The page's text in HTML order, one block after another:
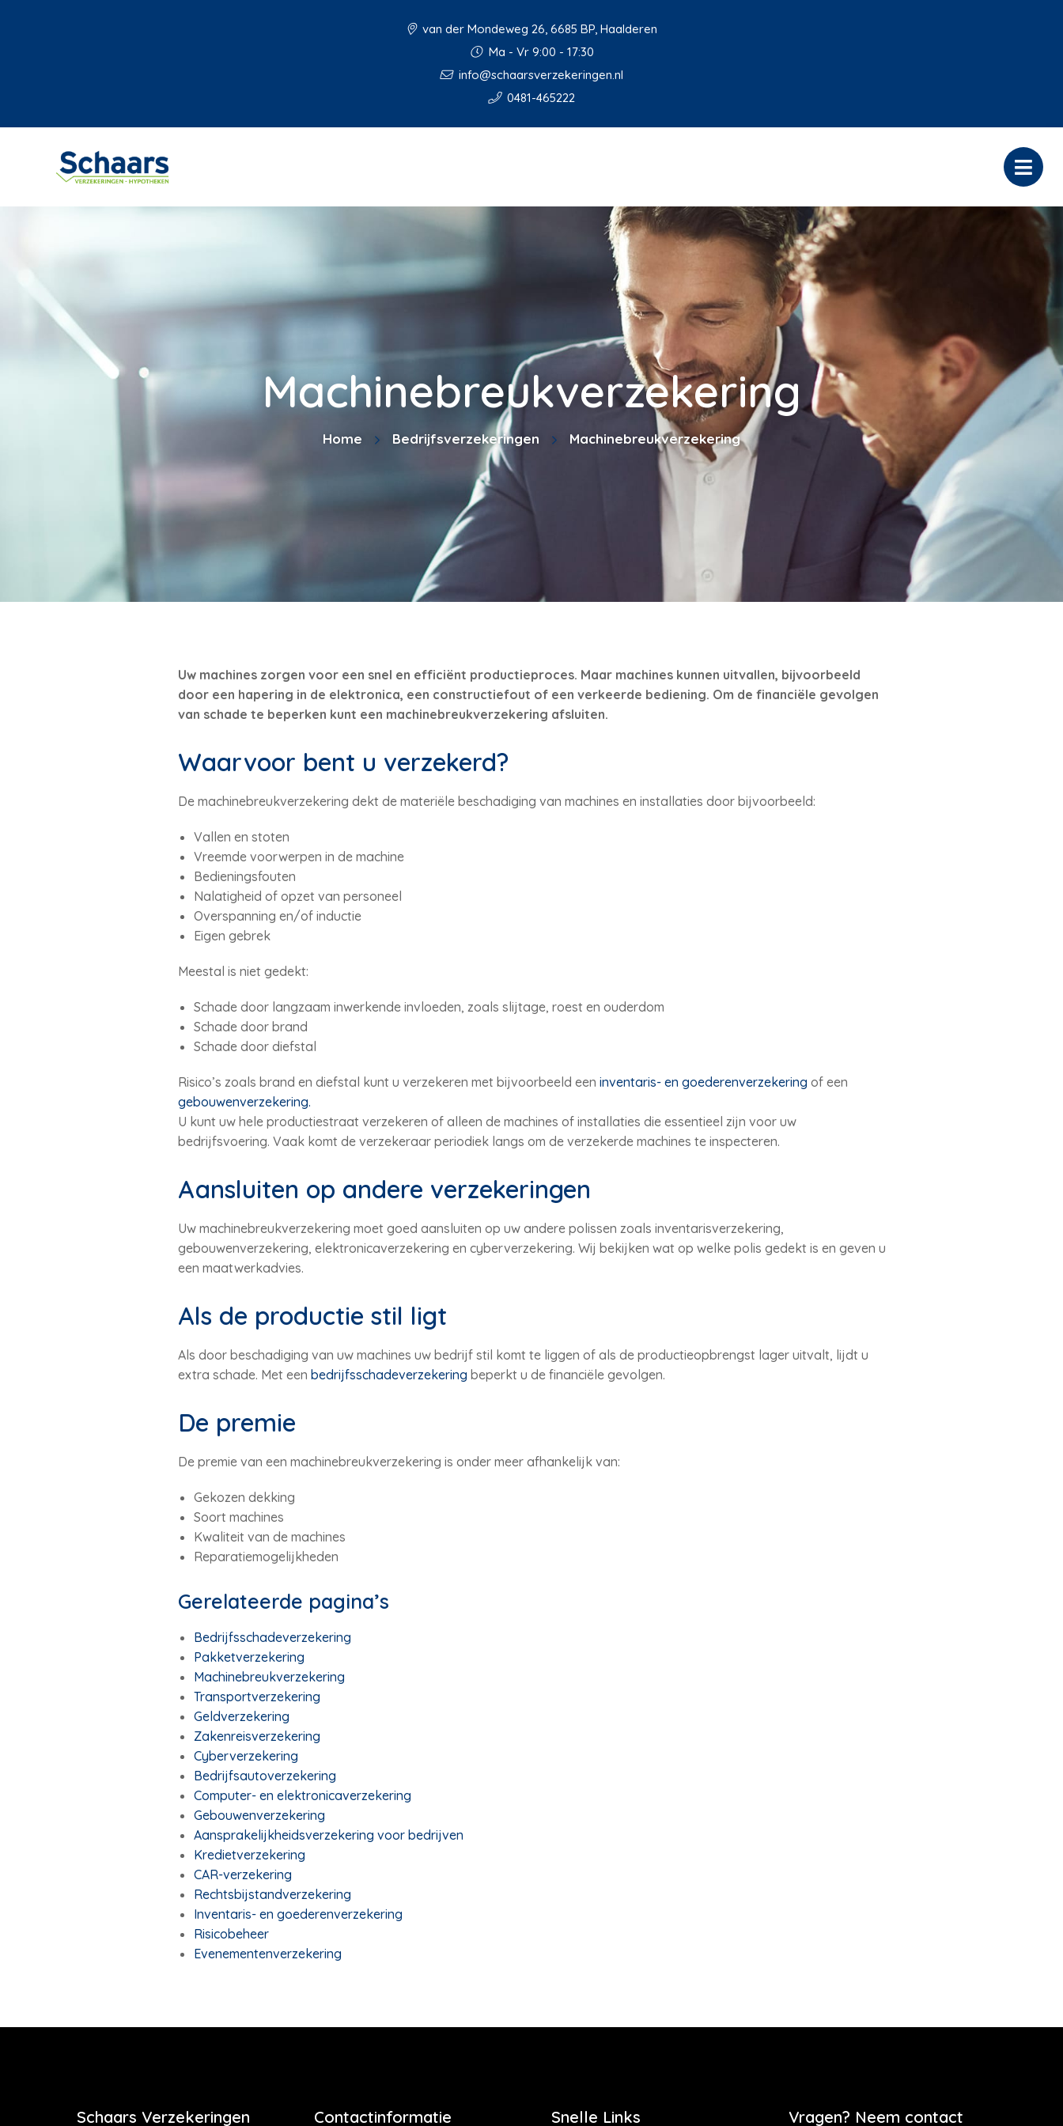
van der Mondeweg 26, 6685 BP, Haalderen
Ma - Vr 9:00 - 17:30
info@schaarsverzekeringen.nl
0481-465222
Machinebreukverzekering
Home Bedrijfsverzekeringen Machinebreukverzekering
Uw machines zorgen voor een snel en efficiënt productieproces. Maar machines kunnen uitvallen, bijvoorbeeld
door een hapering in de elektronica, een constructiefout of een verkeerde bediening. Om de financiële gevolgen
van schade te beperken kunt een machinebreukverzekering afsluiten.
Waarvoor bent u verzekerd?
De machinebreukverzekering dekt de materiële beschadiging van machines en installaties door bijvoorbeeld:
Vallen en stoten
Vreemde voorwerpen in de machine
Bedieningsfouten
Nalatigheid of opzet van personeel
Overspanning en/of inductie
Eigen gebrek
Meestal is niet gedekt:
Schade door langzaam inwerkende invloeden, zoals slijtage, roest en ouderdom
Schade door brand
Schade door diefstal
Risico’s zoals brand en diefstal kunt u verzekeren met bijvoorbeeld een inventaris- en goederenverzekering of een
gebouwenverzekering.
U kunt uw hele productiestraat verzekeren of alleen de machines of installaties die essentieel zijn voor uw
bedrijfsvoering. Vaak komt de verzekeraar periodiek langs om de verzekerde machines te inspecteren.
Aansluiten op andere verzekeringen
Uw machinebreukverzekering moet goed aansluiten op uw andere polissen zoals inventarisverzekering,
gebouwenverzekering, elektronicaverzekering en cyberverzekering. Wij bekijken wat op welke polis gedekt is en geven u
een maatwerkadvies.
Als de productie stil ligt
Als door beschadiging van uw machines uw bedrijf stil komt te liggen of als de productieopbrengst lager uitvalt, lijdt u
extra schade. Met een bedrijfsschadeverzekering beperkt u de financiële gevolgen.
De premie
De premie van een machinebreukverzekering is onder meer afhankelijk van:
Gekozen dekking
Soort machines
Kwaliteit van de machines
Reparatiemogelijkheden
Gerelateerde pagina’s
Bedrijfsschadeverzekering
Pakketverzekering
Machinebreukverzekering
Transportverzekering
Geldverzekering
Zakenreisverzekering
Cyberverzekering
Bedrijfsautoverzekering
Computer- en elektronicaverzekering
Gebouwenverzekering
Aansprakelijkheidsverzekering voor bedrijven
Kredietverzekering
CAR-verzekering
Rechtsbijstandverzekering
Inventaris- en goederenverzekering
Risicobeheer
Evenementenverzekering
Schaars Verzekeringen Contactinformatie Snelle Links Vragen? Neem contact